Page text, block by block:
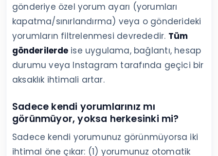
gönderiye özel yorum ayarı (yorumları
kapatma/sınırlandırma) veya o gönderideki
yorumların filtrelenmesi devrededir. Tüm
gönderilerde ise uygulama, bağlantı, hesap
durumu veya Instagram tarafında geçici bir
aksaklık ihtimali artar.
Sadece kendi yorumlarınız mı
görünmüyor, yoksa herkesinki mi?
Sadece kendi yorumunuz görünmüyorsa iki
ihtimal öne çıkar: (1) yorumunuz otomatik